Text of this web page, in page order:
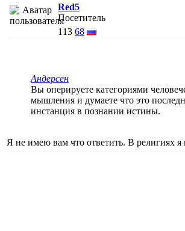
Red5
Посетитель
113 68
Андерсен
Вы оперируете категориями
мышления и думаете что это
инстанция в познании истины.
Я не имею вам что ответить. В религиях я